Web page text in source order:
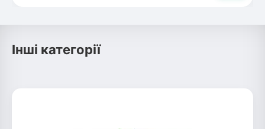
Інші категорії